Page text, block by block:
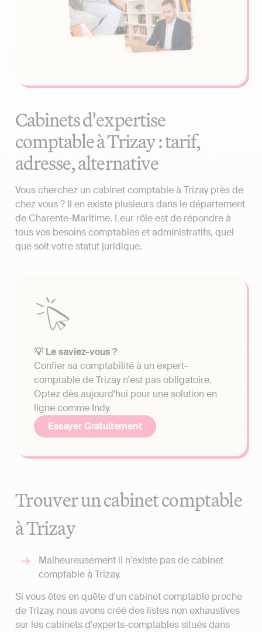
Cabinets d'expertise
comptable à Trizay : tarif,
adresse, alternative
Vous cherchez un cabinet comptable à Trizay près de
chez vous ? Il en existe plusieurs dans le département
de Charente-Maritime. Leur rôle est de répondre à
tous vos besoins comptables et administratifs, quel
que soit votre statut juridique.
💡 Le saviez-vous ?
Confier sa comptabilité à un expert-
comptable de Trizay n'est pas obligatoire.
Optez dès aujourd'hui pour une solution en
ligne comme Indy.
Essayer Gratuitement
Trouver un cabinet comptable
à Trizay
Malheureusement il n'existe pas de cabinet
comptable à Trizay.
Si vous êtes en quête d'un cabinet comptable proche
de Trizay, nous avons créé des listes non exhaustives
sur les cabinets d'experts-comptables situés dans